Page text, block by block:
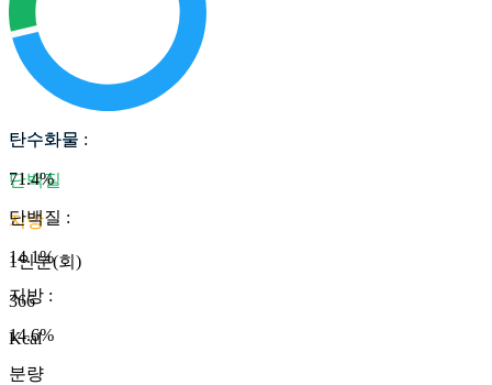
탄수화물
단백질
지방
1인분(회)
366
Kcal
탄수화물 :
71.4%
단백질 :
14.1%
지방 :
14.6%
분량